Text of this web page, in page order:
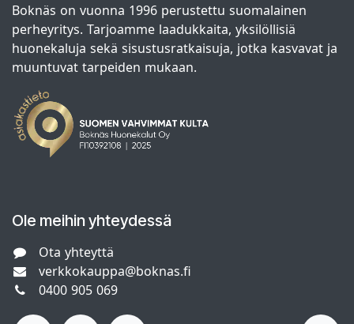
Boknäs on vuonna 1996 perustettu suomalainen
perheyritys. Tarjoamme laadukkaita, yksilöllisiä
huonekaluja sekä sisustusratkaisuja, jotka kasvavat ja
muuntuvat tarpeiden mukaan.
Ole meihin yhteydessä
Ota yhteyttä
verkkokauppa@boknas.fi
0400 905 069